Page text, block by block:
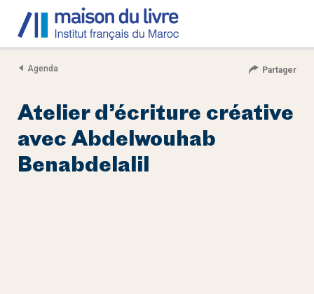
Agenda Partager
Atelier d’écriture créative
avec Abdelwouhab
Benabdelalil